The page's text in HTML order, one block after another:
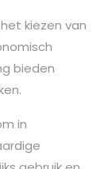
kiezen van
bieden
in